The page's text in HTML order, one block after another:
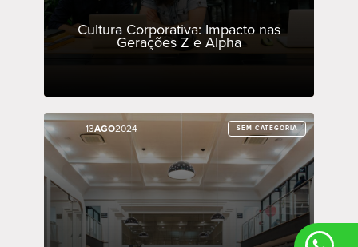
Cultura Corporativa: Impacto nas
Gerações Z e Alpha
13AGO2024 SEM CATEGORIA
13AGO2024 SEM CATEGORIA